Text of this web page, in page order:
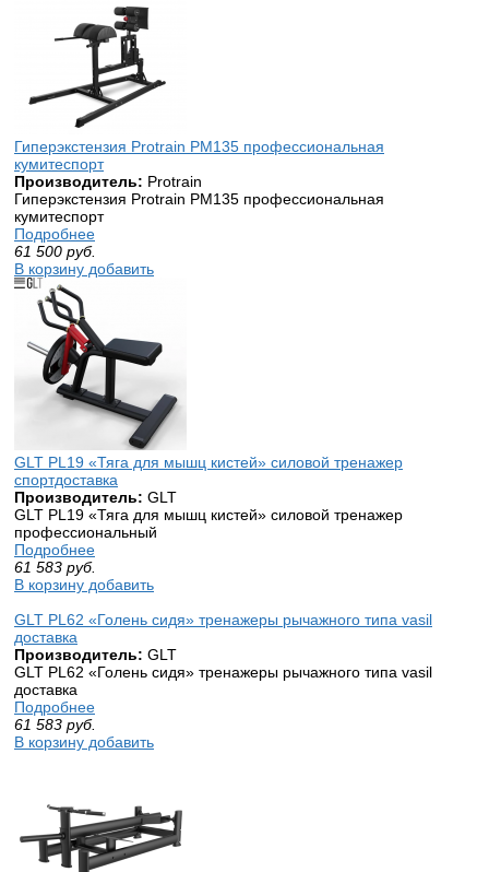
Гиперэкстензия Protrain PM135 профессиональная
кумитеспорт
Производитель: Protrain
Гиперэкстензия Protrain PM135 профессиональная
кумитеспорт
Подробнее
61 500 руб.
В корзину добавить
GLT PL19 «Тяга для мышц кистей» силовой тренажер
спортдоставка
Производитель: GLT
GLT PL19 «Тяга для мышц кистей» силовой тренажер
профессиональный
Подробнее
61 583 руб.
В корзину добавить
GLT PL62 «Голень сидя» тренажеры рычажного типа vasil
доставка
Производитель: GLT
GLT PL62 «Голень сидя» тренажеры рычажного типа vasil
доставка
Подробнее
61 583 руб.
В корзину добавить